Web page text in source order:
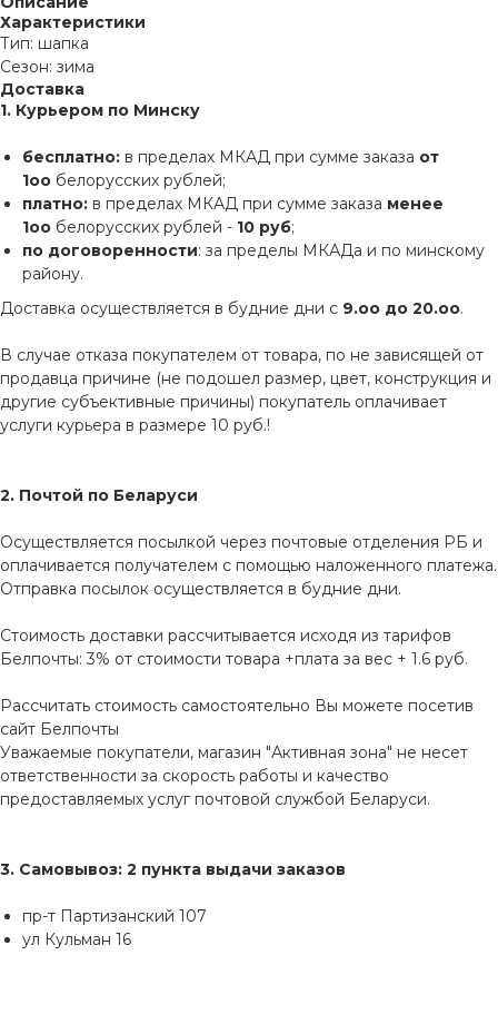
Характеристики
Тип: шапка
Сезон: зима
Доставка
1. Курьером по Минску
бесплатно: в пределах МКАД при сумме заказа от
1оо белорусских рублей;
платно: в пределах МКАД при сумме заказа менее
1оо белорусских рублей - 10 руб;
по договоренности: за пределы МКАДа и по минскому
району.
Доставка осуществляется в будние дни с 9.оо до 20.оо.
В случае отказа покупателем от товара, по не зависящей от
продавца причине (не подошел размер, цвет, конструкция и
другие субъективные причины) покупатель оплачивает
услуги курьера в размере 10 руб.!
2. Почтой по Беларуси
Осуществляется посылкой через почтовые отделения РБ и
оплачивается получателем с помощью наложенного платежа.
Отправка посылок осуществляется в будние дни.
Стоимость доставки рассчитывается исходя из тарифов
Белпочты: 3% от стоимости товара +плата за вес + 1.6 руб.
Рассчитать стоимость самостоятельно Вы можете посетив
сайт Белпочты
Уважаемые покупатели, магазин "Активная зона" не несет
ответственности за скорость работы и качество
предоставляемых услуг почтовой службой Беларуси.
3. Самовывоз: 2 пункта выдачи заказов
пр-т Партизанский 107
ул Кульман 16